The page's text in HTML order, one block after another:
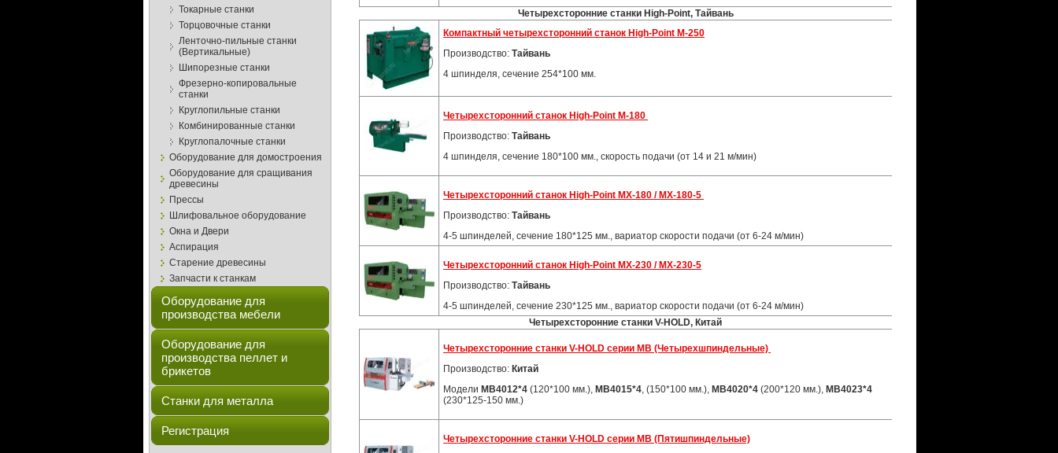
Токарные станки
Торцовочные станки
Ленточно-пильные станки
(Вертикальные)
Шипорезные станки
Фрезерно-копировальные
станки
Круглопильные станки
Комбинированные станки
Круглопалочные станки
Оборудование для домостроения
Оборудование для сращивания
древесины
Прессы
Шлифовальное оборудование
Окна и Двери
Аспирация
Старение древесины
Запчасти к станкам
Оборудование для
производства мебели
Оборудование для
производства пеллет и
брикетов
Станки для металла
Регистрация
Четырехсторонние станки High-Point, Тайвань
Компактный четырехсторонний станок High-Point M-250
Производство: Тайвань
4 шпинделя, сечение 254*100 мм.
Четырехсторонний станок High-Point M-180
Производство: Тайвань
4 шпинделя, сечение 180*100 мм., скорость подачи (от 14 и 21 м/мин)
Четырехсторонний станок High-Point MX-180 / MX-180-5
Производство: Тайвань
4-5 шпинделей, сечение 180*125 мм., вариатор скорости подачи (от 6-24 м/мин)
Четырехсторонний станок High-Point MX-230 / MX-230-5
Производство: Тайвань
4-5 шпинделей, сечение 230*125 мм., вариатор скорости подачи (от 6-24 м/мин)
Четырехсторонние станки V-HOLD, Китай
Четырехсторонние станки V-HOLD серии MB (Четырехшпиндельные)
Производство: Китай
Модели MB4012*4 (120*100 мм.), MB4015*4, (150*100 мм.), MB4020*4 (200*120 мм.), MB4023*4
(230*125-150 мм.)
Четырехсторонние станки V-HOLD серии MB (Пятишпиндельные)